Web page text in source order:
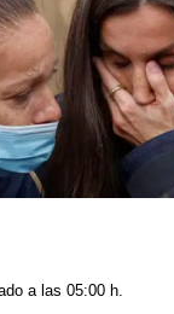
a las 05:00 h.